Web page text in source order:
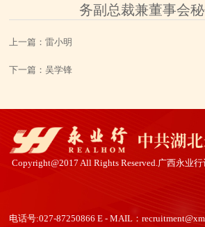
务副总裁兼董事会秘
上一篇：雷小明
下一篇：吴学锋
Copyright@2017 All Rights Reserved.广西永业
电话号:027-87250866 E - MAIL：